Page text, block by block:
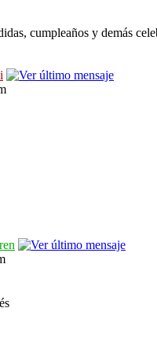
cumpleaños y demás